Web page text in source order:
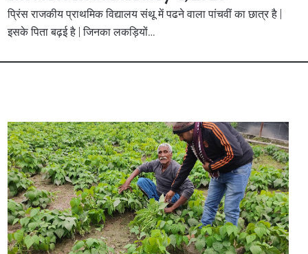
प्रिंस राजकीय प्राथमिक विद्यालय संथू में पढने वाला पांचवीं का छात्र है |
इसके पिता बढ़ई है | जिनका लकड़ियों…